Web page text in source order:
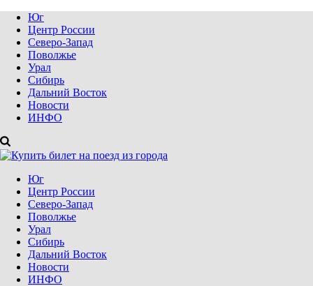
Юг
Центр России
Северо-Запад
Поволжье
Урал
Сибирь
Дальний Восток
Новости
ИНФО
Юг
Центр России
Северо-Запад
Поволжье
Урал
Сибирь
Дальний Восток
Новости
ИНФО